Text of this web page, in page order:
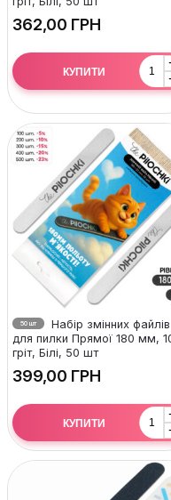
ГРН
КУПИТИ
50 шт
Набір змінних файлів
для пилки Прямої 180 мм,
гріт, Білі, 50 шт
ГРН
КУПИТИ